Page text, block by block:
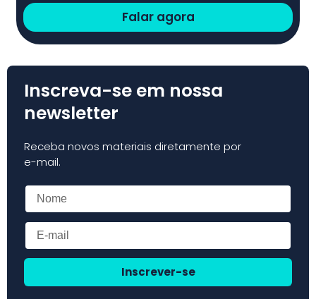
Falar agora
Inscreva-se em nossa
newsletter
Receba novos materiais diretamente por
e-mail.
Inscrever-se